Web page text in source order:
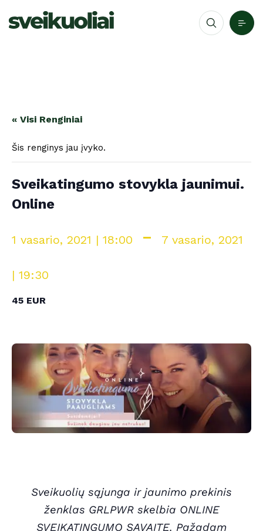
« Visi Renginiai
Šis renginys jau įvyko.
Sveikatingumo stovykla jaunimui.
Online
1 vasario, 2021 | 18:00 - 7 vasario, 2021
| 19:30
45 EUR
Sveikuolių sąjunga ir jaunimo prekinis
ženklas GRLPWR skelbia ONLINE
SVEIKATINGUMO SAVAITĘ. Pažadam